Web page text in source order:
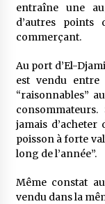
entraîne une
d’autres
commerçant.
Au port d’El-
est vendu entre
“raisonnables”
jamais
poisson à forte
long de l’année”.
Même constat
vendu dans la